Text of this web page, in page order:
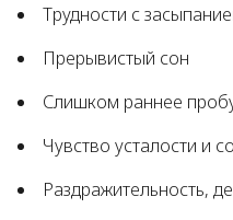
Трудности с
Прерывистый сон
Слишком раннее
Чувство усталости и
Раздражительность,